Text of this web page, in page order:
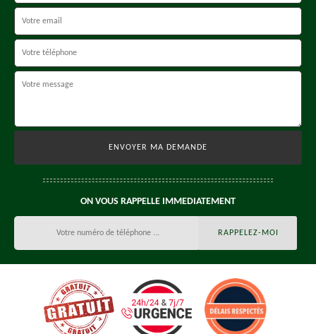
ON VOUS RAPPELLE IMMEDIATEMENT